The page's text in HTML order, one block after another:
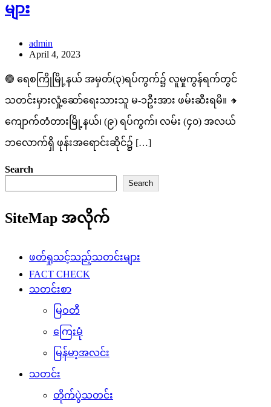
များ
admin
April 4, 2023
🟢 ရေစကြိုမြို့နယ် အမှတ်(၃)ရပ်ကွက်၌ လူမှုကွန်ရက်တွင်
သတင်းမှားလှုံ့ဆော်ရေးသားသူ မ-၁ဦးအား ဖမ်းဆီးရမိ။ 🔸
ကျောက်တံတားမြို့နယ်၊ (၉) ရပ်ကွက်၊ လမ်း (၄၀) အလယ်
ဘလောက်ရှိ ဖုန်းအရောင်းဆိုင်၌ […]
Search
Search
SiteMap အလိုက်
ဖတ်ရှုသင့်သည့်သတင်းများ
FACT CHECK
သတင်းစာ
မြဝတီ
ကြေးမုံ
မြန်မာ့အလင်း
သတင်း
တိုက်ပွဲသတင်း